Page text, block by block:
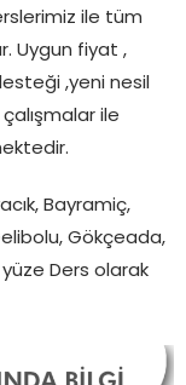
ile tüm
Uygun fiyat ,
,yeni nesil
ile
Bayramiç,
Gökçeada,
Ders olarak